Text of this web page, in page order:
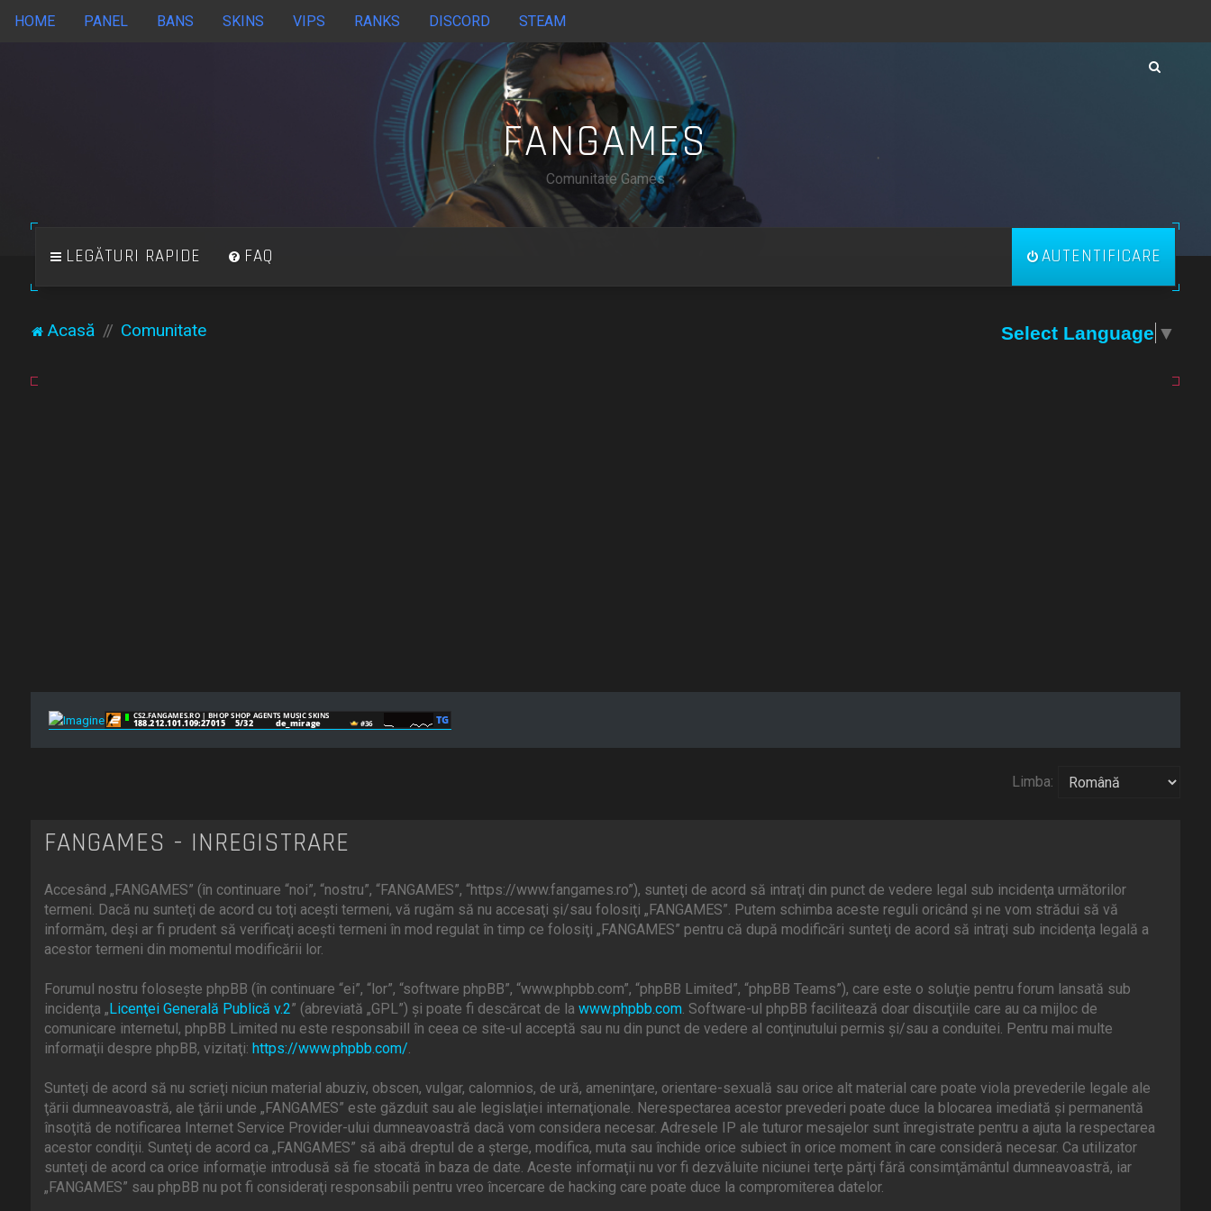
HOME PANEL BANS SKINS VIPS RANKS DISCORD STEAM
FANGAMES
Comunitate Games
LEGĂTURI RAPIDE FAQ AUTENTIFICARE
Acasă Comunitate Select Language ▼
Limba:
FANGAMES - ÎNREGISTRARE
Accesând „FANGAMES” (în continuare “noi”, “nostru”, “FANGAMES”, “https://www.fangames.ro”), sunteţi de acord să intraţi din punct de vedere legal sub incidenţa următorilor
termeni. Dacă nu sunteţi de acord cu toţi aceşti termeni, vă rugăm să nu accesaţi şi/sau folosiţi „FANGAMES”. Putem schimba aceste reguli oricând şi ne vom strădui să vă
informăm, deşi ar fi prudent să verificaţi aceşti termeni în mod regulat în timp ce folosiţi „FANGAMES” pentru că după modificări sunteţi de acord să intraţi sub incidenţa legală a
acestor termeni din momentul modificării lor.
Forumul nostru foloseşte phpBB (în continuare “ei”, “lor”, “software phpBB”, “www.phpbb.com”, “phpBB Limited”, “phpBB Teams”), care este o soluţie pentru forum lansată sub
incidenţa „ Licenţei Generală Publică v.2” (abreviată „GPL”) şi poate fi descărcat de la www.phpbb.com. Software-ul phpBB facilitează doar discuţiile care au ca mijloc de
comunicare internetul, phpBB Limited nu este responsabill în ceea ce site-ul acceptă sau nu din punct de vedere al conţinutului permis şi/sau a conduitei. Pentru mai multe
informaţii despre phpBB, vizitaţi: https://www.phpbb.com/.
Sunteţi de acord să nu scrieţi niciun material abuziv, obscen, vulgar, calomnios, de ură, ameninţare, orientare-sexuală sau orice alt material care poate viola prevederile legale ale
ţării dumneavoastră, ale ţării unde „FANGAMES” este găzduit sau ale legislaţiei internaţionale. Nerespectarea acestor prevederi poate duce la blocarea imediată şi permanentă
însoţită de notificarea Internet Service Provider-ului dumneavoastră dacă vom considera necesar. Adresele IP ale tuturor mesajelor sunt înregistrate pentru a ajuta la respectarea
acestor condiţii. Sunteţi de acord ca „FANGAMES” să aibă dreptul de a şterge, modifica, muta sau închide orice subiect în orice moment în care consideră necesar. Ca utilizator
sunteţi de acord ca orice informaţie introdusă să fie stocată în baza de date. Aceste informaţii nu vor fi dezvăluite niciunei terţe părţi fără consimţământul dumneavoastră, iar
„FANGAMES” sau phpBB nu pot fi consideraţi responsabili pentru vreo încercare de hacking care poate duce la compromiterea datelor.